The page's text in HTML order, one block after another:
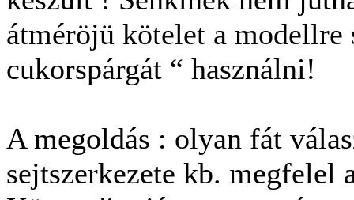
átméröjü kötelet a modellre
cukorspárgát “ használni!
A megoldás : olyan fát
sejtszerkezete kb. megfelel